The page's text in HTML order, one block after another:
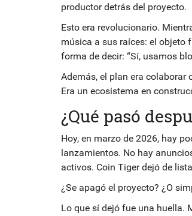
productor detrás del proyecto.
Esto era revolucionario.
música a sus raíces: el objeto
forma de decir: “Sí, usamos
Además, el plan era colaborar
Era un ecosistema en
¿Qué pasó
Hoy, en marzo de 2026, hay
lanzamientos. No hay
activos. Coin Tiger dejó de
¿Se apagó el proyecto? ¿O
Lo que sí dejó fue una huella.